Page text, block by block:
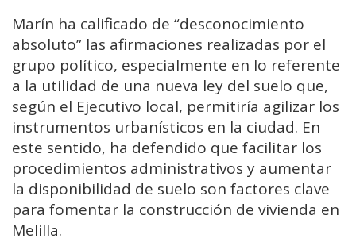
Marín ha calificado de “desconocimiento
absoluto” las afirmaciones realizadas por el
grupo político, especialmente en lo referente
a la utilidad de una nueva ley del suelo que,
según el Ejecutivo local, permitiría agilizar los
instrumentos urbanísticos en la ciudad. En
este sentido, ha defendido que facilitar los
procedimientos administrativos y aumentar
la disponibilidad de suelo son factores clave
para fomentar la construcción de vivienda en
Melilla.